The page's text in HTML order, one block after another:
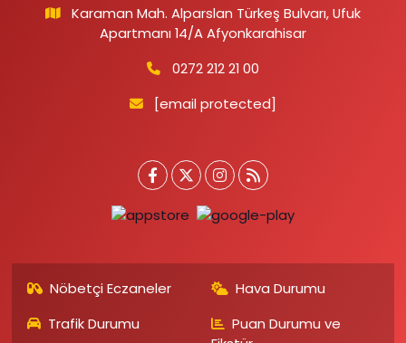
Karaman Mah. Alparslan Türkeş Bulvarı, Ufuk
Apartmanı 14/A Afyonkarahisar
0272 212 21 00
[email protected]
Nöbetçi Eczaneler
Hava Durumu
Trafik Durumu
Puan Durumu ve